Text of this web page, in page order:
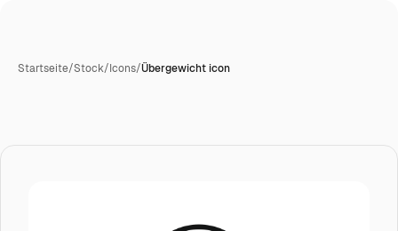
Startseite/Stock/Icons/Übergewicht icon